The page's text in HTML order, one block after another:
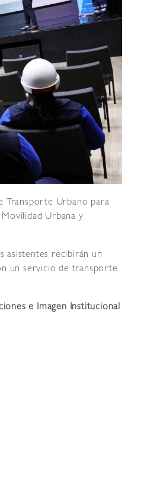
Transporte Urbano para
Urbana y
asistentes recibirán un
un servicio de transporte
e Imagen Institucional